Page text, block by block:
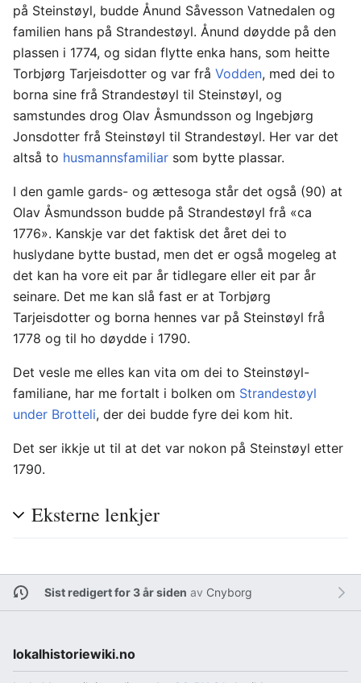
på Steinstøyl, budde Ånund Såvesson Vatnedalen og
familien hans på Strandestøyl. Ånund døydde på den
plassen i 1774, og sidan flytte enka hans, som heitte
Torbjørg Tarjeisdotter og var frå Vodden, med dei to
borna sine frå Strandestøyl til Steinstøyl, og
samstundes drog Olav Åsmundsson og Ingebjørg
Jonsdotter frå Steinstøyl til Strandestøyl. Her var det
altså to husmannsfamiliar som bytte plassar.
I den gamle gards- og ættesoga står det også (90) at
Olav Åsmundsson budde på Strandestøyl frå «ca
1776». Kanskje var det faktisk det året dei to
huslydane bytte bustad, men det er også mogeleg at
det kan ha vore eit par år tidlegare eller eit par år
seinare. Det me kan slå fast er at Torbjørg
Tarjeisdotter og borna hennes var på Steinstøyl frå
1778 og til ho døydde i 1790.
Det vesle me elles kan vita om dei to Steinstøyl-
familiane, har me fortalt i bolken om Strandestøyl
under Brotteli, der dei budde fyre dei kom hit.
Det ser ikkje ut til at det var nokon på Steinstøyl etter
1790.
Eksterne lenkjer
Sist redigert for 3 år siden av Cnyborg
lokalhistoriewiki.no